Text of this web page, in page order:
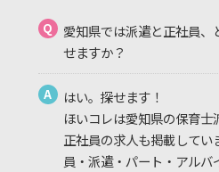
Q
愛知県では派遣と正社員
せますか？
A
はい。探せます！
ほいコレは愛知県の保育士
正社員の求人も掲載してい
員・派遣・パート・アル